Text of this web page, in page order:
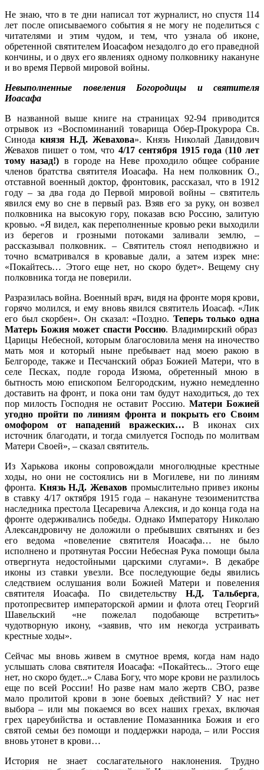
Не знаю, что в те дни написал тот журналист, но спустя 114
лет после описываемого события я не могу не поделиться с
читателями и этим чудом, и тем, что узнала об иконе,
обретенной святителем Иоасафом незадолго до его праведной
кончины, и о двух его явлениях одному полковнику накануне
и во время Первой мировой войны.
Невыполненные повеления Богородицы и святителя
Иоасафа
В названной выше книге на страницах 92-94 приводится
отрывок из «Воспоминаний товарища Обер-Прокурора Св.
Синода князя Н.Д. Жевахова». Князь Николай Давидович
Жевахов пишет о том, что 4/17 сентября 1915 года (110 лет
тому назад!) в городе на Неве проходило общее собрание
членов братства святителя Иоасафа. На нем полковник О.,
отставной военный доктор, фронтовик, рассказал, что в 1912
году – за два года до Первой мировой войны – святитель
явился ему во сне в первый раз. Взяв его за руку, он возвел
полковника на высокую гору, показав всю Россию, залитую
кровью. «Я видел, как переполненные кровью реки выходили
из берегов и грозными потоками заливали землю, –
рассказывал полковник. – Святитель стоял неподвижно и
точно всматривался в кровавые дали, а затем изрек мне:
«Покайтесь… Этого еще нет, но скоро будет». Вещему сну
полковника тогда не поверили.
Разразилась война. Военный врач, видя на фронте моря крови,
горячо молился, и ему вновь явился святитель Иоасаф. «Лик
его был скорбен». Он сказал: «Поздно. Теперь только одна
Матерь Божия может спасти Россию. Владимирский образ
Царицы Небесной, которым благословила меня на иночество
мать моя и который ныне пребывает над моею ракою в
Белгороде, также и Песчанский образ Божией Матери, что в
селе Песках, подле города Изюма, обретенный мною в
бытность мою епископом Белгородским, нужно немедленно
доставить на фронт, и пока они там будут находиться, до тех
пор милость Господня не оставит Россию. Матери Божией
угодно пройти по линиям фронта и покрыть его Своим
омофором от нападений вражеских…В иконах сих
источник благодати, и тогда смилуется Господь по молитвам
Матери Своей», – сказал святитель.
Из Харькова иконы сопровождали многолюдные крестные
ходы, но они не состоялись ни в Могилеве, ни по линиям
фронта. Князь Н.Д. Жевахов промыслительно привез иконы
в ставку 4/17 октября 1915 года – накануне тезоименитства
наследника престола Цесаревича Алексия, и до конца года на
фронте одерживались победы. Однако Императору Николаю
Александровичу не доложили о пребывших святынях и без
его ведома «повеление святителя Иоасафа… не было
исполнено и протянутая России Небесная Рука помощи была
отвергнута недостойными царскими слугами». В декабре
иконы из ставки увезли. Все последующие беды явились
следствием ослушания воли Божией Матери и повеления
святителя Иоасафа. По свидетельству Н.Д. Тальберга,
протопресвитер императорской армии и флота отец Георгий
Шавельский «не пожелал подобающе встретить»
чудотворную икону, «заявив, что им некогда устраивать
крестные ходы».
Сейчас мы вновь живем в смутное время, когда нам надо
услышать слова святителя Иоасафа: «Покайтесь... Этого еще
нет, но скоро будет...» Слава Богу, что море крови не разлилось
еще по всей России! Но разве нам мало жертв СВО, разве
мало пролитой крови в зоне боевых действий? У нас нет
выбора – или мы покаемся во всех наших грехах, включая
грех цареубийства и оставление Помазанника Божия и его
святой семьи без помощи и поддержки народа, – или Россия
вновь утонет в крови…
История не знает сослагательного наклонения. Трудно